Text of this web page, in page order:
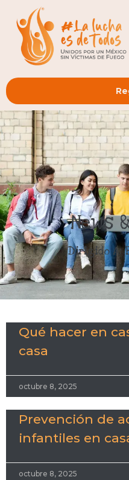
News
Dirigido A:
Qué hacer en
casa
octubre 8, 2025
Prevención de
infantiles en
octubre 8, 2025